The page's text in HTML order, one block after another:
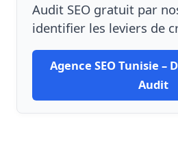
Audit SEO gratuit par
identifier les leviers de
Agence SEO Tunisie –
Audit